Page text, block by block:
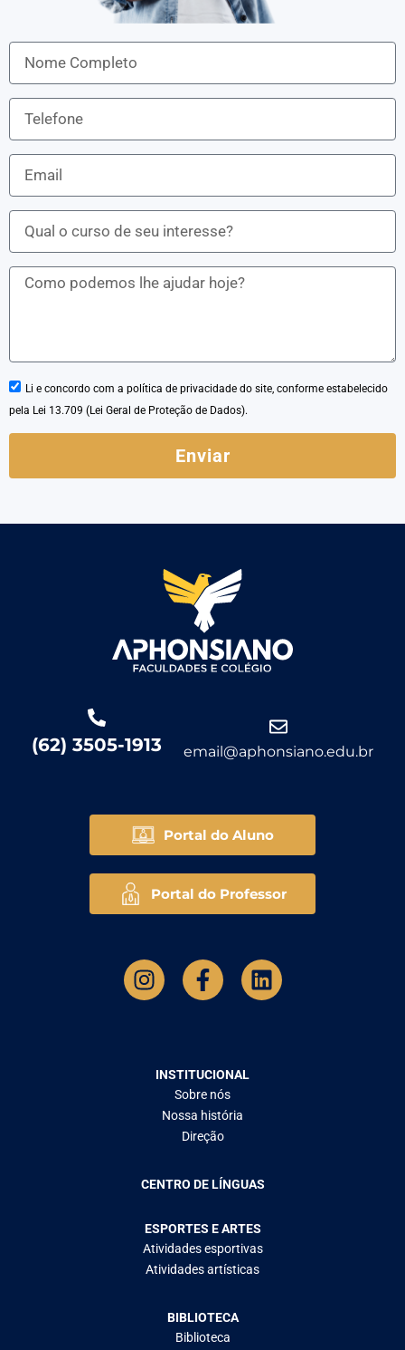
Li e concordo com a política de privacidade do site, conforme estabelecido
pela Lei 13.709 (Lei Geral de Proteção de Dados).
Enviar
(62) 3505-1913 email@aphonsiano.edu.br
Portal do Aluno
Portal do Professor
INSTITUCIONAL
Sobre nós
Nossa história
Direção
CENTRO DE LÍNGUAS
ESPORTES E ARTES
Atividades esportivas
Atividades artísticas
BIBLIOTECA
Biblioteca